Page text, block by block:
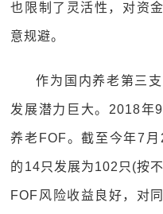
也限制了灵活性，对资
意规避。
作为国内养老第三
发展潜力巨大。2018年
养老FOF。截至今年7
的14只发展为102只(按
FOF风险收益良好，对